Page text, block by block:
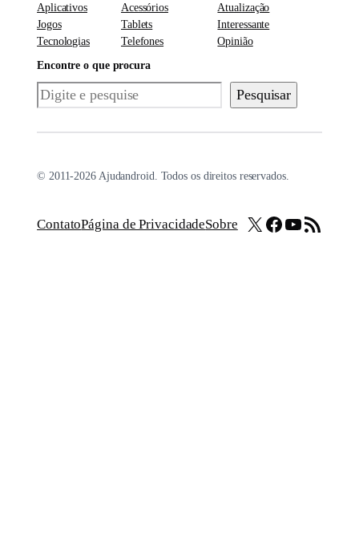
Aplicativos
Jogos
Tecnologias
Acessórios
Tablets
Telefones
Atualização
Interessante
Opinião
Encontre o que procura
Pesquisar Pesquisar
© 2011-2026 Ajudandroid. Todos os direitos reservados.
ContatoPágina de PrivacidadeSobre X Facebook
Youtube
Feed RSS